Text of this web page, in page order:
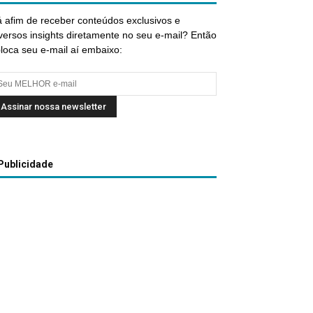
afim de receber conteúdos exclusivos e
insights diretamente no seu e-mail? Então
seu e-mail aí embaixo:
Publicidade